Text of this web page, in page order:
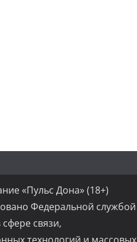
«Пульс Дона» (18+)
Федеральной службой
связи,